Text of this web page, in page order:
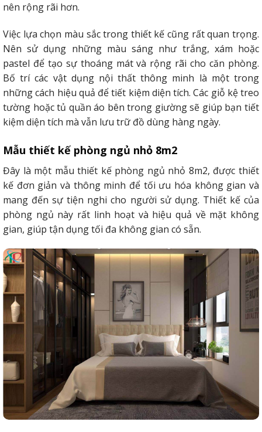
nên rộng rãi hơn.
Việc lựa chọn màu sắc trong thiết kế cũng rất quan trọng.
Nên sử dụng những màu sáng như trắng, xám hoặc
pastel để tạo sự thoáng mát và rộng rãi cho căn phòng.
Bố trí các vật dụng nội thất thông minh là một trong
những cách hiệu quả để tiết kiệm diện tích. Các giỗ kệ treo
tường hoặc tủ quần áo bên trong giường sẽ giúp bạn tiết
kiệm diện tích mà vẫn lưu trữ đồ dùng hàng ngày.
Mẫu thiết kế phòng ngủ nhỏ 8m2
Đây là một mẫu thiết kế phòng ngủ nhỏ 8m2, được thiết
kế đơn giản và thông minh để tối ưu hóa không gian và
mang đến sự tiện nghi cho người sử dụng. Thiết kế của
phòng ngủ này rất linh hoạt và hiệu quả về mặt không
gian, giúp tận dụng tối đa không gian có sẵn.